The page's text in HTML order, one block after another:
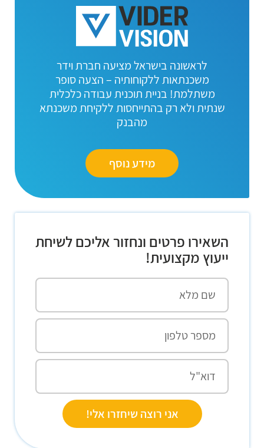
לראשונה בישראל מציעה חברת וידר
משכנתאות ללקוחותיה – הצעה סופר
משתלמת! בניית תוכנית עבודה כלכלית
שנתית ולא רק בהתייחסות ללקיחת משכנתא
מהבנק
מידע נוסף
השאירו פרטים ונחזור אליכם לשיחת
ייעוץ מקצועית!
אני רוצה שיחזרו אלי!